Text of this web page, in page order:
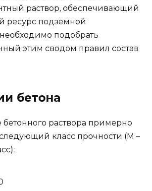
раствор, обеспечивающий
ресурс подземной
подобрать
этим сводом правил состав
бетона
раствора примерно
следующий класс прочности (М –